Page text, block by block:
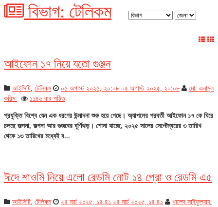
বিভাগ: টেলিকম
আইফোন ১৭ নিয়ে যতো গুঞ্জন
আইসিটি, টেলিকম ০৫ অগাস্ট ২০২৫, ২০:০৮ ০৫ অগাস্ট ২০২৫, ২০:০৮
মো. এনামুল
করিম
১১৪৬ বার পঠিত
প্রযুক্তি বিশ্বে যেন এক ধরণের উন্মাদনা শুরু হয়ে গেছে। অ্যাপলের পরবর্তী আইফোন ১৭ কে ঘিরে
চলছে জল্পনা, কল্পনা আর গুজবের ঘূর্ণিঝড়। শোনা যাচ্ছে, ২০২৫ সালের সেপ্টেম্বরের ৩ তারিখ
থেকে ১৩ তারিখের মধ্যেই ব...
ঈদে শাওমি নিয়ে এলো রেডমি নোট ১৪ প্রো ও রেডমি এ৫
আইসিটি, টেলিকম ২৪ মার্চ ২০২৫, ১৪:৪১ ২৪ মার্চ ২০২৫, ১৪:৪১
খালেদ সাইফুল্যাহ